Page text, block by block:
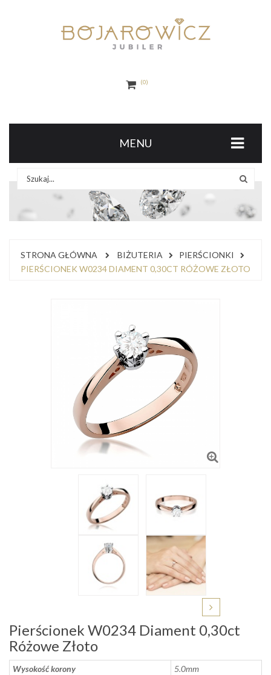
0
MENU
STRONA GŁÓWNA BIŻUTERIA
PIERŚCIONKI
PIERŚCIONEK W0234 DIAMENT 0,30CT RÓŻOWE ZŁOTO
Pierścionek W0234 Diament 0,30ct
Różowe Złoto
Wysokość korony
5.0mm